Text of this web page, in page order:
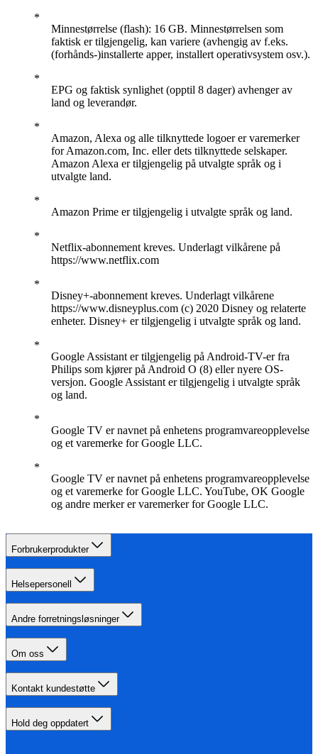
Minnestørrelse (flash): 16 GB. Minnestørrelsen som
faktisk er tilgjengelig, kan variere (avhengig av f.eks.
(forhånds-)installerte apper, installert operativsystem osv.).
EPG og faktisk synlighet (opptil 8 dager) avhenger av
land og leverandør.
Amazon, Alexa og alle tilknyttede logoer er varemerker
for Amazon.com, Inc. eller dets tilknyttede selskaper.
Amazon Alexa er tilgjengelig på utvalgte språk og i
utvalgte land.
Amazon Prime er tilgjengelig i utvalgte språk og land.
Netflix-abonnement kreves. Underlagt vilkårene på
https://www.netflix.com
Disney+-abonnement kreves. Underlagt vilkårene
https://www.disneyplus.com (c) 2020 Disney og relaterte
enheter. Disney+ er tilgjengelig i utvalgte språk og land.
Google Assistant er tilgjengelig på Android-TV-er fra
Philips som kjører på Android O (8) eller nyere OS-
versjon. Google Assistant er tilgjengelig i utvalgte språk
og land.
Google TV er navnet på enhetens programvareopplevelse
og et varemerke for Google LLC.
Google TV er navnet på enhetens programvareopplevelse
og et varemerke for Google LLC. YouTube, OK Google
og andre merker er varemerker for Google LLC.
Forbrukerprodukter
Helsepersonell
Andre forretningsløsninger
Om oss
Kontakt kundestøtte
Hold deg oppdatert